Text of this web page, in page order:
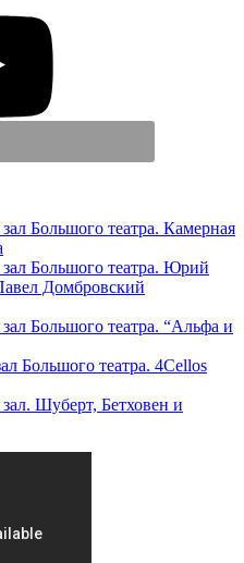
Большого театра. Камерная
Большого театра. Юрий
Домбровский
Большого театра. “Альфа и
Большого театра. 4Cellos
Шуберт, Бетховен и